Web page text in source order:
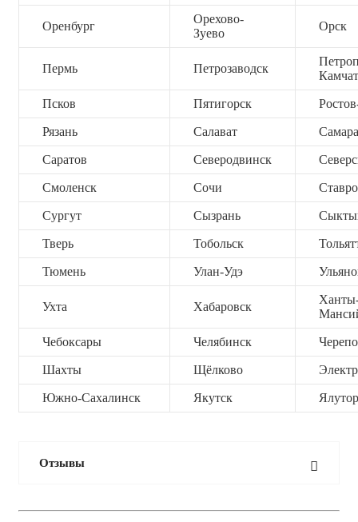
Оренбург
Орехово-
Зуево
Орск
Пермь Петрозаводск
Псков Пятигорск
Рязань Салават Самара
Саратов Северодвинск
Смоленск Сочи
Сургут Сызрань
Тверь Тобольск
Тюмень Улан-Удэ
Ухта Хабаровск
Чебоксары Челябинск
Шахты Щёлково
Южно-Сахалинск Якутск
Отзывы